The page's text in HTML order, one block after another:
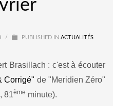
/ PUBLISHED IN ACTUALITÉS
Brasillach : c'est à écouter
Corrigé" de "Meridien Zéro"
81ème minute).